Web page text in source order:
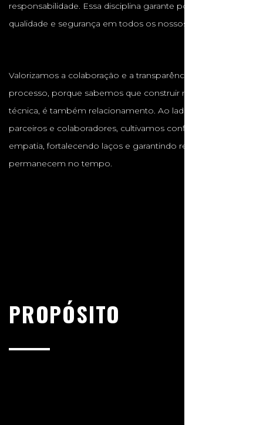
responsabilidade. Essa disciplina garante pontualidade,
qualidade e segurança em todos os nossos projetos.
Valorizamos a colaboração e a transparência em cada
processo, porque sabemos que construir não é apenas
técnica, é também relacionamento. Ao lado de clientes,
parceiros e colaboradores, cultivamos confiança, respeito e
empatia, fortalecendo laços e garantindo resultados que
permanecem no tempo.
PROPÓSITO